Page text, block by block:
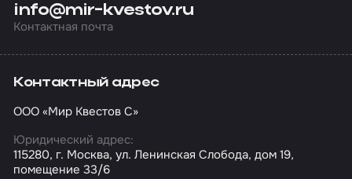
info@mir-kvestov.ru
Контактная почта
Контактный адрес
ООО «Мир Квестов С»
Юридический адрес:
115280, г. Москва, ул. Ленинская Слобода, дом 19,
помещение 33/6